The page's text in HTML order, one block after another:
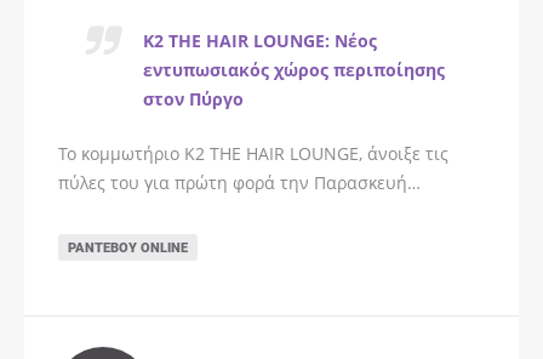
K2 THE HAIR LOUNGE: Νέος
εντυπωσιακός χώρος περιποίησης
στον Πύργο
Το κομμωτήριο K2 THE HAIR LOUNGE, άνοιξε τις
πύλες του για πρώτη φορά την Παρασκευή…
ΡΑΝΤΕΒΟΎ ONLINE